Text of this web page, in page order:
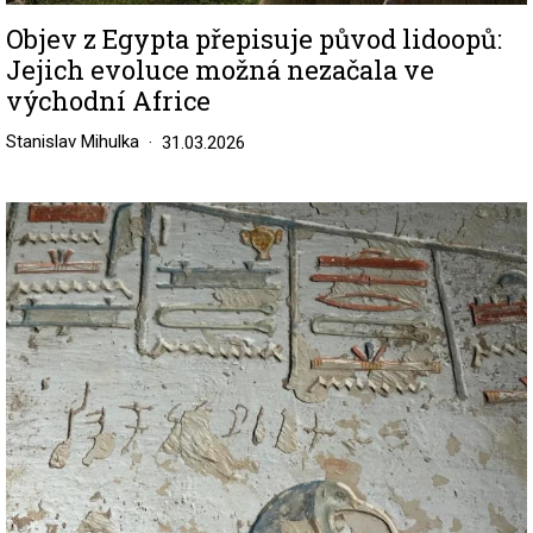
Objev z Egypta přepisuje původ lidoopů:
Jejich evoluce možná nezačala ve
východní Africe
Stanislav Mihulka 31.03.2026
Image